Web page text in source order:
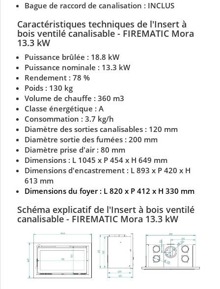
Bague de raccord de canalisation : INCLUS
Caractéristiques techniques de l'Insert à
bois ventilé canalisable - FIREMATIC Mora
13.3 kW
Puissance brûlée : 18.8 kW
Puissance nominale : 13.3 kW
Rendement : 78 %
Poids : 130 kg
Volume de chauffe : 360 m3
Classe énergétique : A
Consommation : 3.7 kg/h
Diamètre des sorties canalisables : 120 mm
Diamètre sortie des fumées : 200 mm
Diamètre prise d'air : 80 mm
Dimensions : L 1045 x P 454 x H 649 mm
Dimensions d'encastrement : L 893 x P 420 x H
613 mm
Dimensions du foyer : L 820 x P 412 x H 330 mm
Schéma explicatif de l'Insert à bois ventilé
canalisable - FIREMATIC Mora 13.3 kW